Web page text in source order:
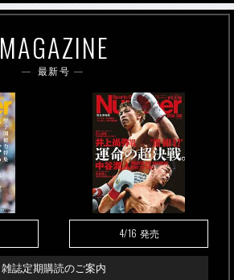
MAGAZINE
最新号
4/16 発売
雑誌定期購読のご案内